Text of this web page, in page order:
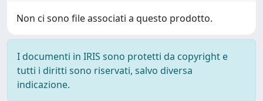
Non ci sono file associati a questo prodotto.
I documenti in IRIS sono protetti da copyright e
tutti i diritti sono riservati, salvo diversa
indicazione.